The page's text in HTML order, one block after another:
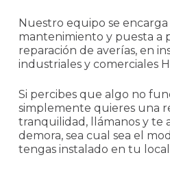
Nuestro equipo se encarga
mantenimiento y puesta a
reparación de averías, en
industriales y comerciales
Si percibes que algo no
simplemente quieres una
tranquilidad, llámanos y te
demora, sea cual sea el
tengas instalado en tu